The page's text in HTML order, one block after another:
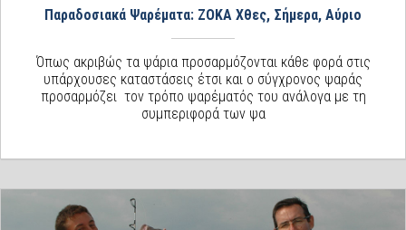
Παραδοσιακά Ψαρέματα: ΖΟΚΑ Χθες, Σήμερα, Αύριο
Όπως ακριβώς τα ψάρια προσαρμόζονται κάθε φορά στις
υπάρχουσες καταστάσεις έτσι και ο σύγχρονος ψαράς
προσαρμόζει τον τρόπο ψαρέματός του ανάλογα με τη
συμπεριφορά των ψα